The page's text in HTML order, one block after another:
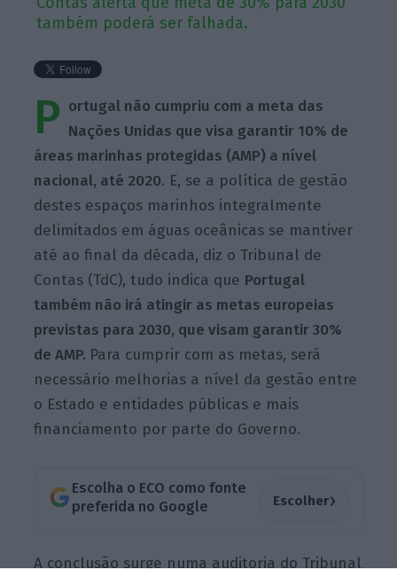
também poderá ser falhada.
P ortugal não cumpriu com a meta das
Nações Unidas que visa garantir 10% de
áreas marinhas protegidas (AMP) a nível
nacional, até 2020. E, se a política de gestão
destes espaços marinhos integralmente
delimitados em águas oceânicas se mantiver
até ao final da década, diz o Tribunal de
Contas (TdC), tudo indica que Portugal
também não irá atingir as metas europeias
previstas para 2030, que visam garantir 30%
de AMP. Para cumprir com as metas, será
necessário melhorias a nível da gestão entre
o Estado e entidades públicas e mais
financiamento por parte do Governo.
Escolha o ECO como fonte
preferida no Google
Escolher›
A conclusão surge numa auditoria do Tribunal